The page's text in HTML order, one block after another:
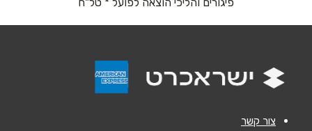
נושא*
צור קשר